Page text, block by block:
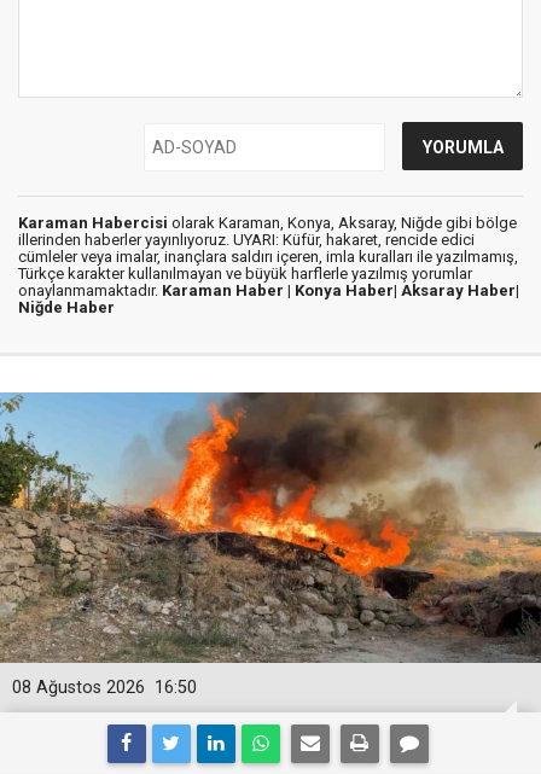
Karaman Habercisi olarak Karaman, Konya, Aksaray, Niğde gibi bölge
illerinden haberler yayınlıyoruz. UYARI: Küfür, hakaret, rencide edici
cümleler veya imalar, inançlara saldırı içeren, imla kuralları ile yazılmamış,
Türkçe karakter kullanılmayan ve büyük harflerle yazılmış yorumlar
onaylanmamaktadır. Karaman Haber | Konya Haber| Aksaray Haber|
Niğde Haber
16:50
08 Ağustos 2026